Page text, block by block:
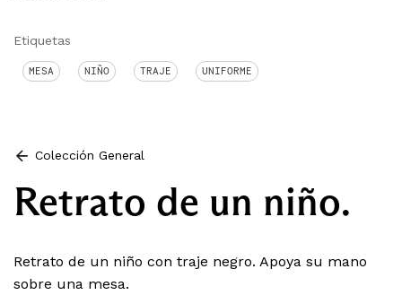
Etiquetas
MESA NIÑO TRAJE UNIFORME
Colección General
Retrato de un niño.
Retrato de un niño con traje negro. Apoya su mano
sobre una mesa.